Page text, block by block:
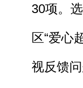
30项。
区“爱心
视反馈问